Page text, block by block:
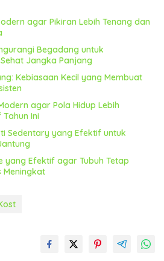
agar Pikiran Lebih Tenang dan
Begadang untuk
Jangka Panjang
Kebiasaan Kecil yang Membuat
agar Pola Hidup Lebih
Ini
Sedentary yang Efektif untuk
yang Efektif agar Tubuh Tetap
Meningkat